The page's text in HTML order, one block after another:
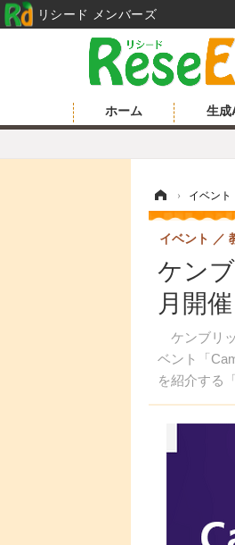
ホーム 生成
› イベント
ケン
月開催
ケンブリ
ベント「
を紹介する
イベント
リシード メンバーズ